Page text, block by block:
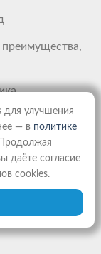
для улучшения
— в политике
даёте согласие
cookies.